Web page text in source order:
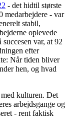
- det hidtil største
medarbejdere - var
stabil,
oplevede
var, at 92
efter
Når tiden bliver
hen, og hvad
kulturen. Det
arbejdsgange og
- rent faktisk